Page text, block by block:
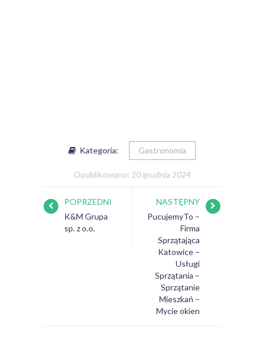
Kategoria: Gastronomia
Opublikowano: 20 grudnia 2024
POPRZEDNI
K&M Grupa
sp. z o.o.
NASTĘPNY
PucujemyTo –
Firma
Sprzątająca
Katowice –
Usługi
Sprzątania –
Sprzątanie
Mieszkań –
Mycie okien